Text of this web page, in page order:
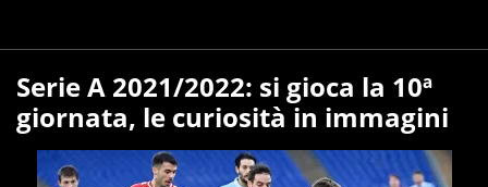
Serie A 2021/2022: si gioca la 10ª
giornata, le curiosità in immagini